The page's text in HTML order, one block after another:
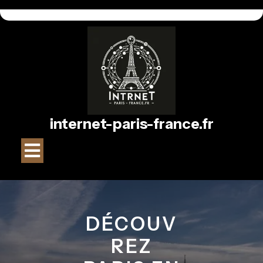
au
internet-paris-france.fr
Ouvrir
DÉCOUV
REZ